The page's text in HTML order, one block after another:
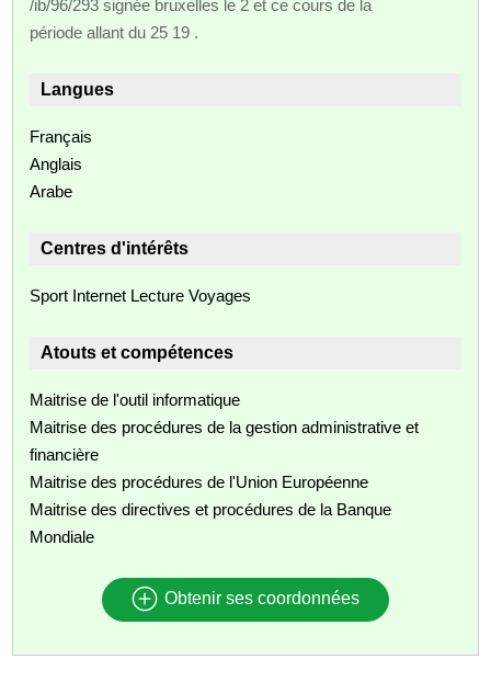
/ib/96/293 signée bruxelles le 2 et ce cours de la
période allant du 25 19 .
Langues
Français
Anglais
Arabe
Centres d'intérêts
Sport Internet Lecture Voyages
Atouts et compétences
Maitrise de l'outil informatique
Maitrise des procédures de la gestion administrative et
financière
Maitrise des procédures de l'Union Européenne
Maitrise des directives et procédures de la Banque
Mondiale
Obtenir ses coordonnées